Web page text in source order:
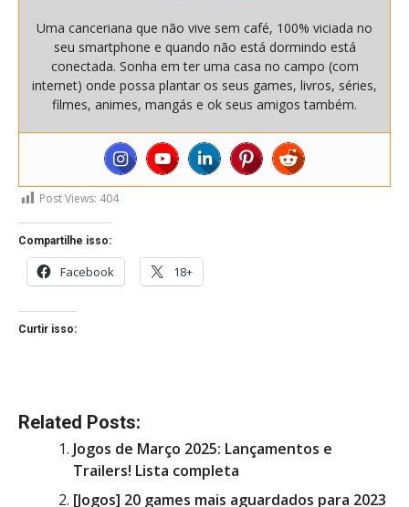
Uma canceriana que não vive sem café, 100% viciada no
seu smartphone e quando não está dormindo está
conectada. Sonha em ter uma casa no campo (com
internet) onde possa plantar os seus games, livros, séries,
filmes, animes, mangás e ok seus amigos também.
Post Views: 404
Compartilhe isso:
Facebook 18+
Curtir isso:
Related Posts:
Jogos de Março 2025: Lançamentos e
Trailers! Lista completa
[Jogos] 20 games mais aguardados para 2023